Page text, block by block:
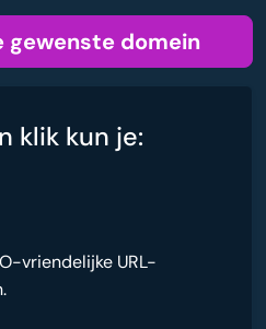
gewenste domein
klik kun je:
vriendelijke URL-